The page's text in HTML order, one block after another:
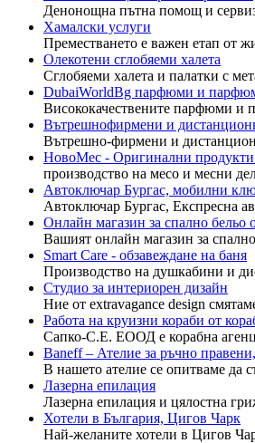
Денонощна пътна помощ и
Хамалски услуги
Преместването е важен етап от
Олекотени сглобяеми халета
Сглобяеми халета и палатки с
DubaiWorldBg парфюми и
Висококачествените парфюми и
Вътрешнофирмени и
Вътрешно-фирмени и
НовоМес - Оригинални продукти
производство на месо и месни
Автоключар Бургас, мобилни
Автоключар Бургас, Експресна
Онлайн магазин за спално бельо
Вашият онлайн магазин за
Smart Care - обзавеждане на баня
Производство на душкабини и
Студио за интериорен дизайн
Ние от extravagance design
Работа на круизни кораби от
Сапко-С.Е. ЕООД е корабна
Baneff – Ателие за ръчно
В нашето ателие се опитваме да
Лазерна епилация
Лазерна епилация и цялостна
Хотели в България, Цигов Чарк
Най-желаните хотели в Цигов